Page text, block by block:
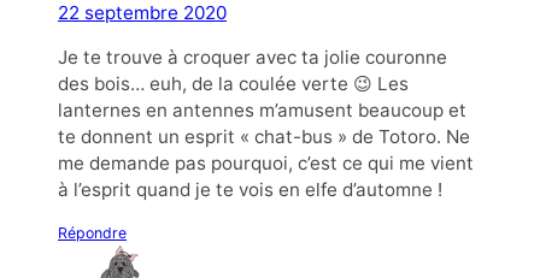
22 septembre 2020
Je te trouve à croquer avec ta jolie couronne
des bois… euh, de la coulée verte 😉 Les
lanternes en antennes m’amusent beaucoup et
te donnent un esprit « chat-bus » de Totoro. Ne
me demande pas pourquoi, c’est ce qui me vient
à l’esprit quand je te vois en elfe d’automne !
Répondre